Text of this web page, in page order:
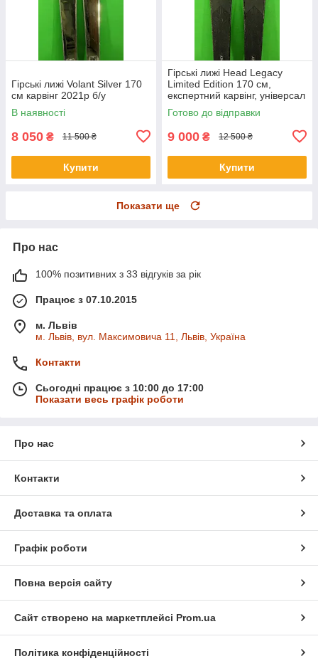
Гірські лижі Volant Silver 170
см карвінг 2021p б/у
В наявності
8 050 ₴ 11 500 ₴
Купити
Гірські лижі Head Legacy
Limited Edition 170 см,
експертний карвінг, універсал
2019р б/у
Готово до відправки
9 000 ₴ 12 500 ₴
Купити
Показати ще
Про нас
100% позитивних з 33 відгуків за рік
Працює з 07.10.2015
м. Львів
м. Львів, вул. Максимовича 11, Львів, Україна
Контакти
Сьогодні працює з 10:00 до 17:00
Показати весь графік роботи
Про нас
Контакти
Доставка та оплата
Графік роботи
Повна версія сайту
Сайт створено на маркетплейсі Prom.ua
Політика конфіденційності